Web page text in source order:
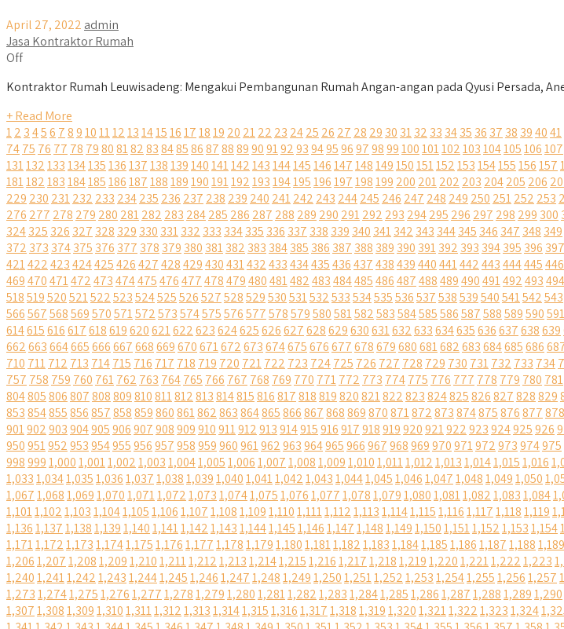
April 27, 2022 admin
Jasa Kontraktor Rumah
Off
Kontraktor Rumah Leuwisadeng: Mengakui Pembangunan Rumah Angan-angan pada Qyusi Persada,
+ Read More
12 3456 78910111213141516171819 20 2122 23 2425 26 27 28 29 30 3132 33 3435 36 37 38 394041
7475 76 77 78 798081828384858687888990919293949596979899100101102103104105106107
131132133134135136137138139140141142143144145146147148149150151152153154155156157
181182183184185186187188189190191192193194195196197198199 200 201202 203 204205 206
229 230 231232 233 234235 236 237 238 239 240 241242 243 244245 246 247 248 249 250 251252 253
276 277 278 279 280 281282 283 284285 286 287 288 289 290 291292 293 294295 296 297 298 299 300
324325 326 327 328 329 330 331332 333 334335 336 337 338 339 340 341342 343 344345 346 347 348 349
372 373 374375 376 377 378 379 380 381382 383 384385 386 387 388 389 390 391392 393 394395 396 397
421422423424425426427428429430431432433434435436437438439440441442443444445446
469470471472473474475476477478479480481482483484485486487488489490491492493494
518519520521522523524525526527528529530531532533534535536537538539540541542543
566567568569570571572573574575576577578579580581582583584585586587588589590591
614615616617618619620621622623624625626627628629630631632633634635636637638639
662663664665666667668669670671672673674675676677678679680681682683684685686
710 711712 713 714715 716 717 718 719 720 721722 723 724725 726 727 728 729 730 731732 733 734
757 758 759 760 761762 763 764765 766 767 768 769 770 771772 773 774775 776 777 778 779 780 781
804805806807808809810811812813814815816817818819820821822823824825826827828829
853854855856857858859860861862863864865866867868869870871872873874875876877878
901902903904905906907908909910911912913914915916917918919920921922923924925926
950951952953954955956957958959960961962963964965966967968969970971972973974975
9989991,0001,0011,0021,0031,0041,0051,0061,0071,0081,0091,0101,0111,0121,0131,0141,0151,016
1,0331,0341,0351,0361,0371,0381,0391,0401,0411,0421,0431,0441,0451,0461,0471,0481,0491,050
1,0671,0681,0691,0701,0711,0721,0731,0741,0751,0761,0771,0781,0791,0801,0811,0821,0831,084
1,1011,1021,1031,1041,1051,1061,1071,1081,1091,1101,1111,1121,1131,1141,1151,1161,1171,1181,119
1,1361,1371,1381,1391,1401,1411,1421,1431,1441,1451,1461,1471,1481,1491,1501,1511,1521,1531,154
1,1711,1721,1731,1741,1751,1761,1771,1781,1791,1801,1811,1821,1831,1841,1851,1861,1871,1881,189
1,2061,2071,2081,2091,2101,2111,2121,2131,2141,2151,2161,2171,2181,2191,2201,2211,2221,223
1,2401,2411,2421,2431,2441,2451,2461,2471,2481,2491,2501,2511,2521,2531,2541,2551,2561,257
1,2731,2741,2751,2761,2771,2781,2791,2801,2811,2821,2831,2841,2851,2861,2871,2881,2891,290
1,3071,3081,3091,3101,3111,3121,3131,3141,3151,3161,3171,3181,3191,3201,3211,3221,3231,324